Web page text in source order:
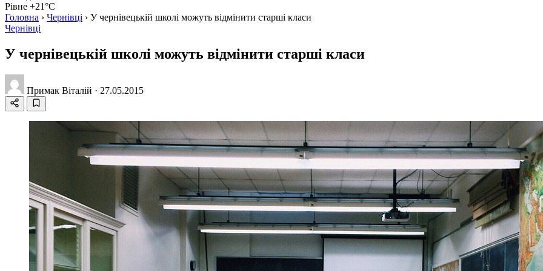
Рівне +21°C
Головна › Чернівці › У чернівецькій школі можуть відмінити старші класи
Чернівці
У чернівецькій школі можуть відмінити старші класи
Примак Віталій · 27.05.2015